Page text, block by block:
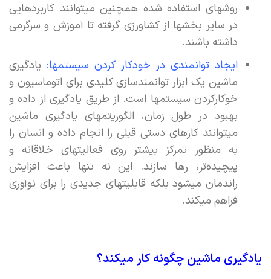
روشهای استفاده شده همچنین میتوانند کاربردهایی
در سایر بخشها از کشاورزی گرفته تا آموزش و سرگرمی
داشته باشند.
ایجاد توانمندی در خودکار کردن سیستمها: یادگیری
ماشین یک ابزار توانمندسازی کلیدی برای اتوماسیون و
خوکارکردن سیستمها است. از طریق یادگیری از داده و
بهبود در طول زمان، الگوریتمهای یادگیری ماشین
میتوانند کارهای دستی قبلی را انجام داده و انسان را
به منظور تمرکز بیشتر روی فعالیتهای خلاقانه و
پیچیده‌تر، رها سازند. این نه تنها باعث افزایش
راندمان میشود بلکه قابلیتهای جدیدی را برای نوآوری
فراهم میکند.
یادگیری ماشین چگونه کار میکند؟